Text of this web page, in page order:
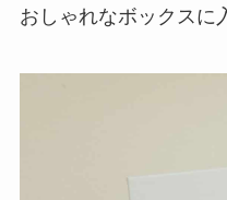
おしゃれなボックスに